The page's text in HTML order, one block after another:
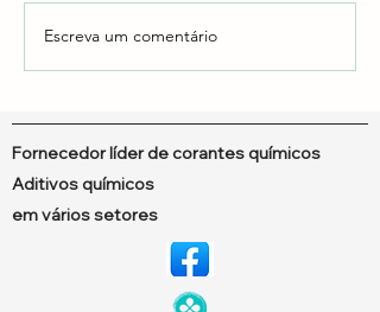
Corantes líquidos e
corantes poliméricos
Escreva um comentário
Fornecedor líder de corantes químicos
Aditivos químicos
em vários setores